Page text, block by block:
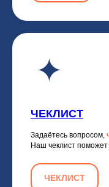
ЧЕКЛИСТ
Задаётесь вопросом,
Наш чеклист
ЧЕКЛИСТ